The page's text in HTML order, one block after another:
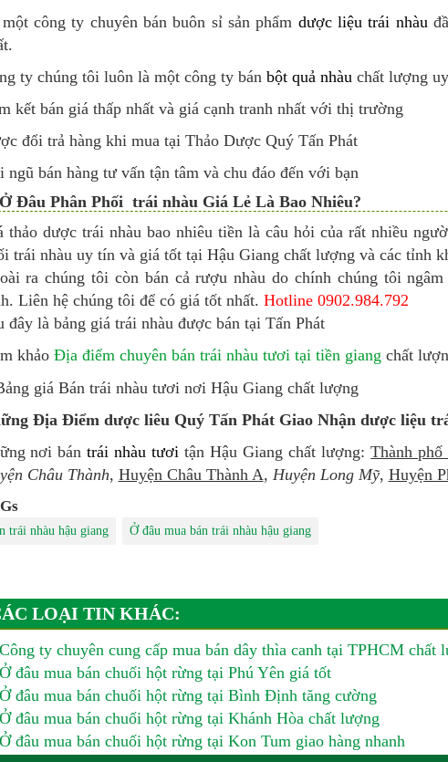
công ty chuyên bán buôn sỉ sản phẩm dược liệu trái nhàu
ty chúng tôi luôn là một công ty bán bột quả nhàu chất lượng
kết bán giá thấp nhất và giá cạnh tranh nhất với thị trường
đổi trả hàng khi mua tại Thảo Dược Quý Tấn Phát
ngũ bán hàng tư vấn tận tâm và chu đáo đến với bạn
Đâu Phân Phối trái nhàu Giá Lẻ Là Bao Nhiêu?
thảo dược trái nhàu bao nhiêu tiền là câu hỏi của rất nhiều
trái nhàu uy tín và giá tốt tại Hậu Giang chất lượng và các tỉnh
ra chúng tôi còn bán cả rượu nhàu do chính chúng tôi
Liên hệ chúng tôi để có giá tốt nhất. Hotline 0902.984.792
đây là bảng giá trái nhàu được bán tại Tấn Phát
khảo Địa điểm chuyên bán trái nhàu tươi tại tiền giang chất
Địa Điểm dược liêu Quý Tấn Phát Giao Nhận dược liệu
nơi bántrái nhàu tươi tận Hậu Giang chất lượng:Thành
Châu Thành, Huyện Châu Thành A, Huyện Long Mỹ, Huyện
trái nhàu hậu giang Ở đâu mua bán trái nhàu hậu giang
LOẠI TIN KHÁC:
Công ty chuyên cung cấp mua bán dây thìa canh tại TPHCM chất
Ở đâu mua bán chuối hột rừng tại Phú Yên giá tốt
Ở đâu mua bán chuối hột rừng tại Bình Định tăng cường
Ở đâu mua bán chuối hột rừng tại Khánh Hòa chất lượng
Ở đâu mua bán chuối hột rừng tại Kon Tum giao hàng nhanh